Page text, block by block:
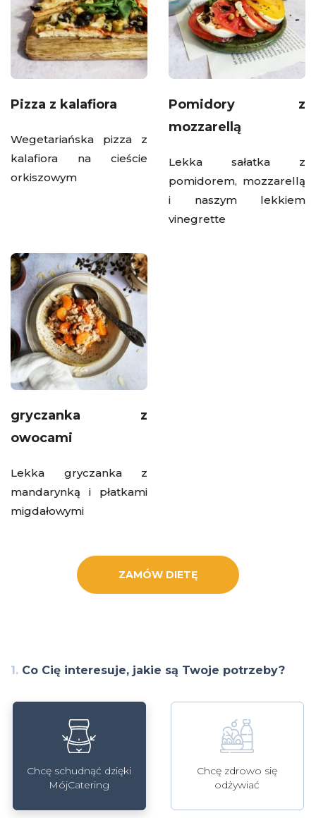
Pizza z kalafiora
Wegetariańska pizza z
kalafiora na cieście
orkiszowym
Pomidory z
mozzarellą
Lekka sałatka z
pomidorem, mozzarellą
i naszym lekkiem
vinegrette
gryczanka z
owocami
Lekka gryczanka z
mandarynką i płatkami
migdałowymi
ZAMÓW DIETĘ
1. Co Cię interesuje, jakie są Twoje potrzeby?
Chcę schudnąć dzięki
MójCatering
Chcę zdrowo się
odżywiać